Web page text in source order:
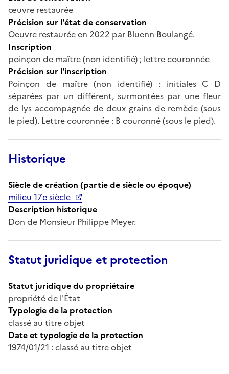
œuvre restaurée
Précision sur l'état de conservation
Oeuvre restaurée en 2022 par Bluenn Boulangé.
Inscription
poinçon de maître (non identifié) ; lettre couronnée
Précision sur l'inscription
Poinçon de maître (non identifié) : initiales C D
séparées par un différent, surmontées par une fleur
de lys accompagnée de deux grains de remède (sous
le pied). Lettre couronnée : B couronné (sous le pied).
Historique
Siècle de création (partie de siècle ou époque)
milieu 17e siècle
Description historique
Don de Monsieur Philippe Meyer.
Statut juridique et protection
Statut juridique du propriétaire
propriété de l'État
Typologie de la protection
classé au titre objet
Date et typologie de la protection
1974/01/21 : classé au titre objet